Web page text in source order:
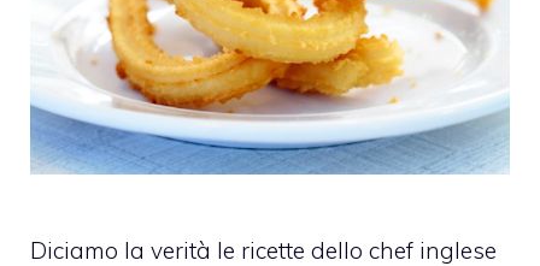
Diciamo la verità le ricette dello chef inglese